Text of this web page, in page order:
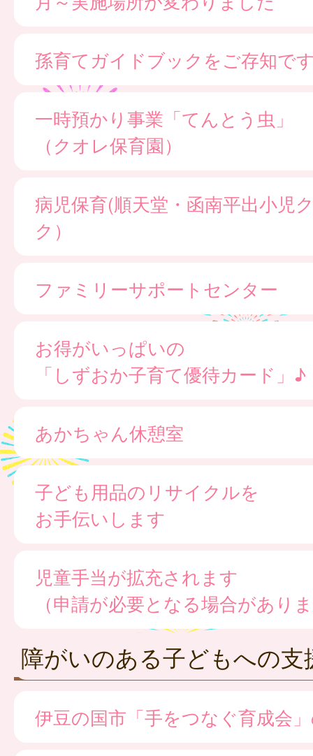
孫育てガイドブックをご存知で
一時預かり事業「てんとう虫」
（クオレ保育園）
病児保育(順天堂・函南平出小児
ク）
ファミリーサポートセンター
お得がいっぱいの
「しずおか子育て優待カード」♪
あかちゃん休憩室
子ども用品のリサイクルを
お手伝いします
児童手当が拡充されます
（申請が必要となる場合があり
障がいのある子どもへの支
伊豆の国市「手をつなぐ育成会